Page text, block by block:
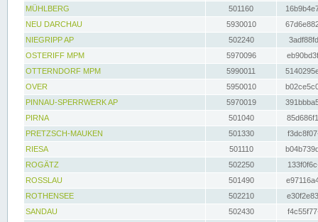
MÜHLBERG
501160
NEU DARCHAU
5930010
NIEGRIPP AP
502240
OSTERIFF MPM
5970096
OTTERNDORF MPM
5990011
OVER
5950010
PINNAU-SPERRWERK AP
5970019
PIRNA
501040
PRETZSCH-MAUKEN
501330
RIESA
501110
ROGÄTZ
502250
ROSSLAU
501490
ROTHENSEE
502210
SANDAU
502430